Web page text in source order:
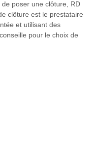
poser une clôture, RD
clôture est le prestataire
et utilisant des
pour le choix de